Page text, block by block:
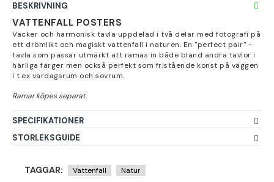
BESKRIVNING
VATTENFALL POSTERS
Vacker och harmonisk tavla uppdelad i två delar med fotografi på
ett drömlikt och magiskt vattenfall i naturen. En "perfect pair" -
tavla som passar utmärkt att ramas in både bland andra tavlor i
härliga färger men också perfekt som fristående konst på väggen
i t.ex vardagsrum och sovrum.
SPECIFIKATIONER
STORLEKSGUIDE
TAGGAR: Vattenfall Natur